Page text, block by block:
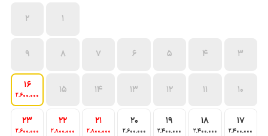
1
2
3
4
5
6
7
8
9
10
11
12
13
14
15
16
2٬600٬000
17
2٬400٬000
18
2٬400٬000
19
2٬400٬000
20
2٬600٬000
21
2٬800٬000
22
2٬800٬000
23
2٬600٬000